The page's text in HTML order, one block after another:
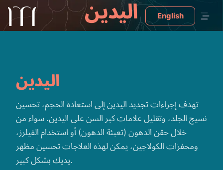
English اليدين
اليدين
تهدف إجراءات تجديد اليدين إلى استعادة الحجم، تحسين
نسيج الجلد، وتقليل علامات كبر السن على اليدين. سواء من
خلال حقن الدهون (تعبئة الدهون) أو استخدام الفيلرز،
ومحفزات الكولاجين، يمكن لهذه العلاجات تحسين مظهر
يديك بشكل كبير.